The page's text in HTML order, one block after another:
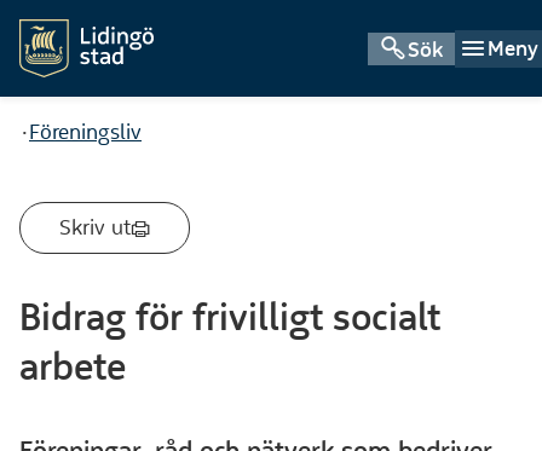
Sök Meny
Du är här:
Föreningsliv
Skriv ut
Bidrag för frivilligt socialt
arbete